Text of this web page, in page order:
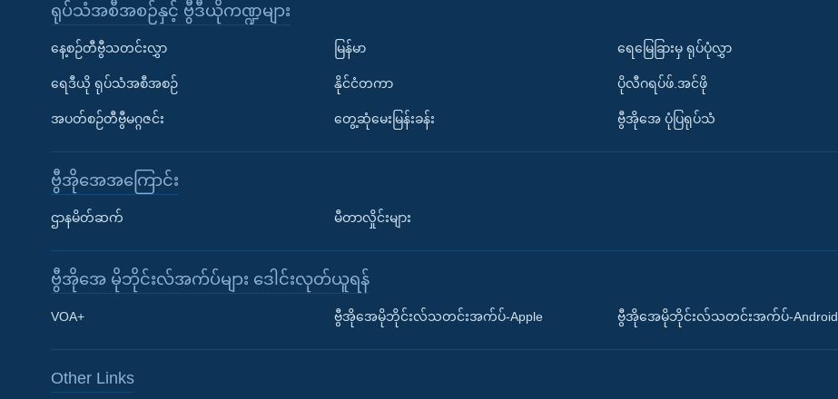
Learning English
ရုပ်သံအစီအစဉ်နှင့် ဗွီဒီယိုကဏ္ဍများ
နေ့စဉ်တီဗွီသတင်းလွှာ
ရေဒီယို ရုပ်သံအစီအစဉ်
အပတ်စဉ်တီဗွီမဂ္ဂဇင်း
မြန်မာ
နိုင်ငံတကာ
တွေ့ဆုံမေးမြန်းခန်း
ရေမြေခြားမှ ရုပ်ပုံလွှာ
ပိုလီဂရပ်ဖ်.အင်ဖို
ဗွီအိုအေ ပုံပြရုပ်သံ
ဗွီအိုအေအကြောင်း
ဌာနမိတ်ဆက် မီတာလှိုင်းများ
ဗွီအိုအေ မိုဘိုင်းလ်အက်ပ်များ ဒေါင်းလုတ်ယူရန်
VOA+ ဗွီအိုအေမိုဘိုင်းလ်သတင်းအက်ပ်-Apple ဗွီအိုအေမိုဘိုင်းလ်သတင်းအက်ပ်-Android
Other Links